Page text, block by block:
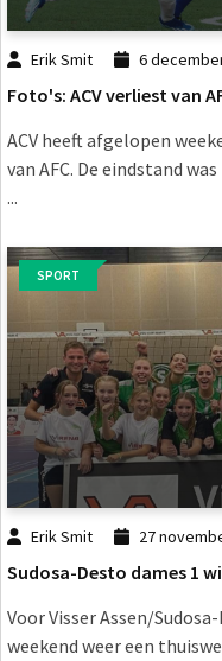
Erik Smit 6
Foto's: ACV verliest van
ACV heeft afgelopen
van AFC. De eindstand was
...
SPORT
Erik Smit 27
Sudosa-Desto dames 1
Voor Visser Assen/
weekend weer een